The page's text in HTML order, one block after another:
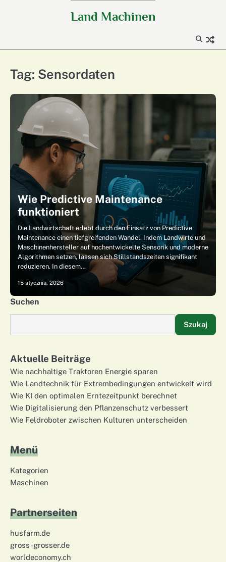
Land Machinen
Tag: Sensordaten
Wie Predictive Maintenance
funktioniert
Die Landwirtschaft erlebt durch den Einsatz von Predictive
Maintenance einen tiefgreifenden Wandel. Indem Landwirte und
Maschinenhersteller auf hochentwickelte Sensorik und moderne
Algorithmen setzen, lassen sich Stillstandszeiten signifikant
reduzieren. In diesem…
15 stycznia, 2026
Suchen
Szukaj
Aktuelle Beiträge
Wie nachhaltige Traktoren Energie sparen
Wie Landtechnik für Extrembedingungen entwickelt wird
Wie KI den optimalen Erntezeitpunkt berechnet
Wie Digitalisierung den Pflanzenschutz verbessert
Wie Feldroboter zwischen Kulturen unterscheiden
Menü
Kategorien
Maschinen
Partnerseiten
husfarm.de
gross-grosser.de
worldeconomy.ch